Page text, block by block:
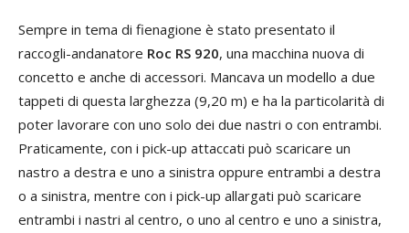
Sempre in tema di fienagione è stato presentato il
raccogli-andanatore Roc RS 920, una macchina nuova di
concetto e anche di accessori. Mancava un modello a due
tappeti di questa larghezza (9,20 m) e ha la particolarità di
poter lavorare con uno solo dei due nastri o con entrambi.
Praticamente, con i pick-up attaccati può scaricare un
nastro a destra e uno a sinistra oppure entrambi a destra
o a sinistra, mentre con i pick-up allargati può scaricare
entrambi i nastri al centro, o uno al centro e uno a sinistra,